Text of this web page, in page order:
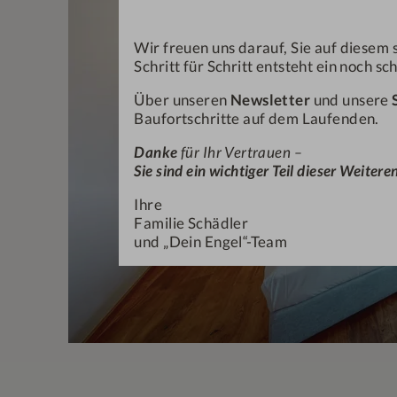
Wir freuen uns darauf, Sie auf diesem
Schritt für Schritt entsteht ein noch
Über unseren Newsletter und unsere
Baufortschritte auf dem Laufenden.
Dankefür Ihr Vertrauen –
Sie sind ein wichtiger Teil dieser
Ihre
Familie Schädler
und „Dein Engel“-Team